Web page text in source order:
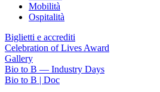
Mobilità
Ospitalità
Biglietti e accrediti
Celebration of Lives Award
Gallery
Bio to B — Industry Days
Bio to B | Doc